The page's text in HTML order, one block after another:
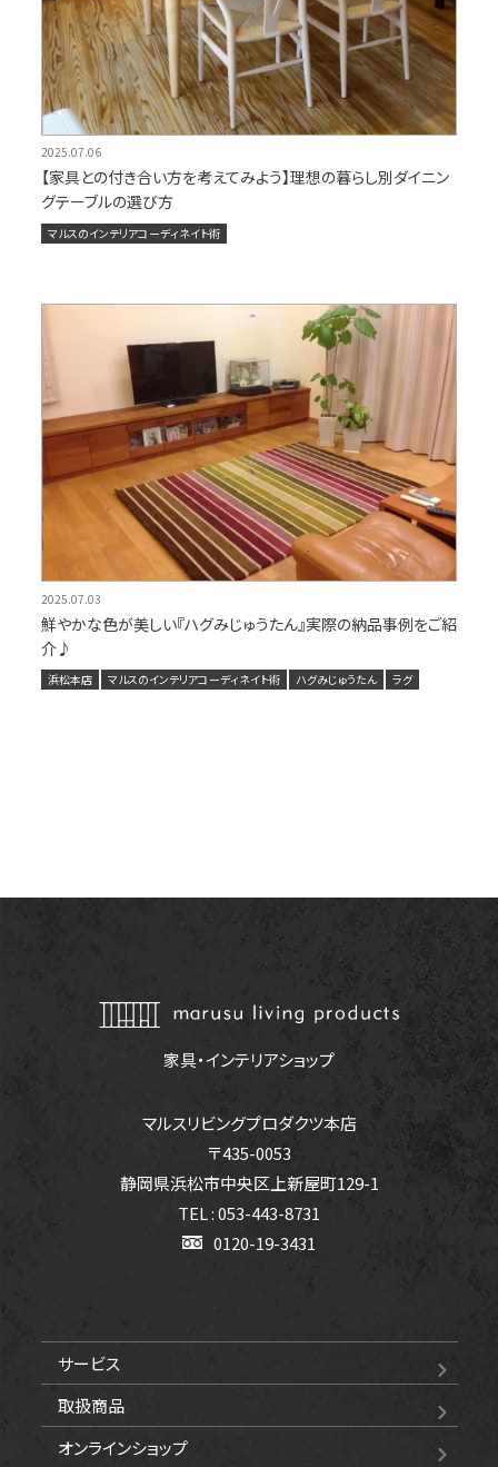
2025.07.06
【家具との付き合い方を考えてみよう】理想の暮らし別ダイニン
グテーブルの選び方
マルスのインテリアコーディネイト術
2025.07.03
鮮やかな色が美しい『ハグみじゅうたん』実際の納品事例をご紹
介♪
浜松本店 マルスのインテリアコーディネイト術 ハグみじゅうたん ラグ
家具・インテリアショップ
マルスリビングプロダクツ本店
〒435-0053
静岡県浜松市中央区上新屋町129-1
TEL : 053-443-8731
0120-19-3431
サービス
取扱商品
オンラインショップ